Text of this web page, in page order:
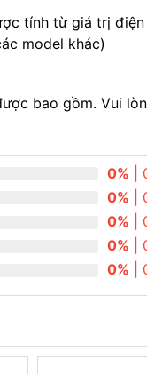
tính từ giá trị
model khác)
bao gồm. Vui
0% |
0% |
0% |
0% |
0% |